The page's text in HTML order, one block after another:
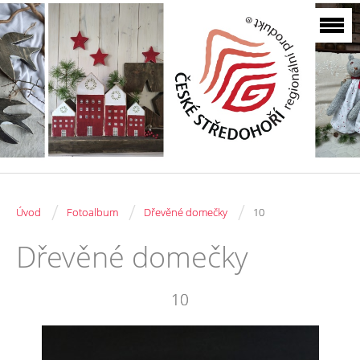
Úvod / Fotoalbum / Dřevěné domečky / 10
Dřevěné domečky
10